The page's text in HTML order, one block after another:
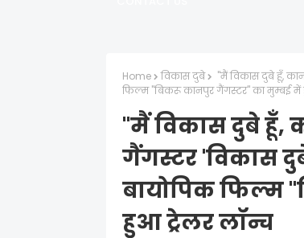
Home विकास दुबे
"मैं विकास दुबे हूँ,
फिल्म "बिकरू कानपुर गैंगस्टर" का मुम्बई में
"मैं विकास दुबे हूँ,
गैंगस्टर 'विकास
बायोपिक फिल्म
हुआ ट्रेलर लॉन्च